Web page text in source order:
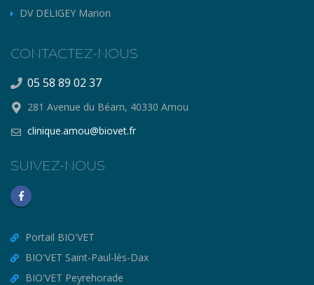
DV DELIGEY Marion
CONTACTEZ-NOUS
05 58 89 02 37
281 Avenue du Béarn, 40330 Amou
clinique.amou@biovet.fr
SUIVEZ-NOUS
Portail BIO'VET
BIO'VET Saint-Paul-lès-Dax
BIO'VET Peyrehorade